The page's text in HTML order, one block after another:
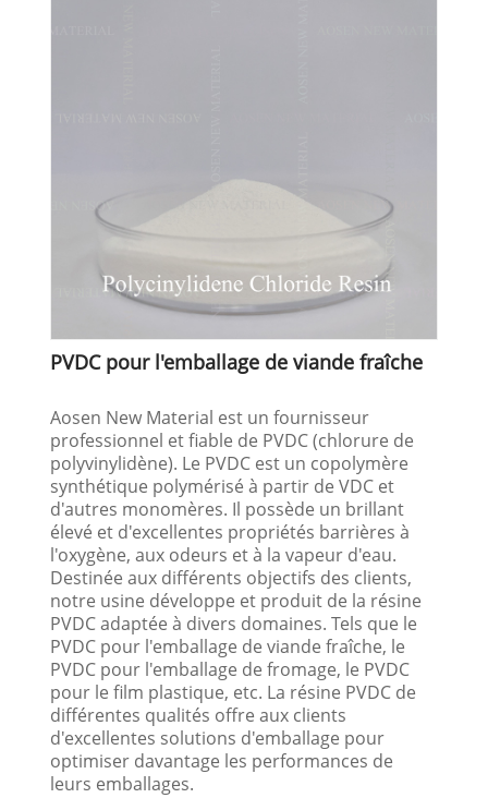
PVDC pour l'emballage de viande fraîche
Aosen New Material est un fournisseur
professionnel et fiable de PVDC (chlorure de
polyvinylidène). Le PVDC est un copolymère
synthétique polymérisé à partir de VDC et
d'autres monomères. Il possède un brillant
élevé et d'excellentes propriétés barrières à
l'oxygène, aux odeurs et à la vapeur d'eau.
Destinée aux différents objectifs des clients,
notre usine développe et produit de la résine
PVDC adaptée à divers domaines. Tels que le
PVDC pour l'emballage de viande fraîche, le
PVDC pour l'emballage de fromage, le PVDC
pour le film plastique, etc. La résine PVDC de
différentes qualités offre aux clients
d'excellentes solutions d'emballage pour
optimiser davantage les performances de
leurs emballages.